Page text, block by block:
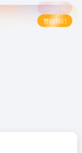
赞助我们
APP下载